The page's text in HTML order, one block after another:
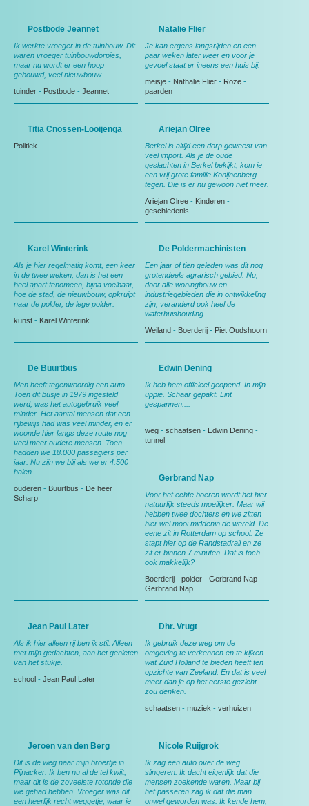
Postbode Jeannet
Ik werkte vroeger in de tuinbouw. Dit
waren vroeger tuinbouwdorpjes,
maar nu wordt er een hoop
gebouwd, veel nieuwbouw.
tuinder - Postbode - Jeannet
Natalie Flier
Je kan ergens langsrijden en een
paar weken later weer en voor je
gevoel staat er ineens een huis bij.
meisje - Nathalie Flier - Roze -
paarden
Titia Cnossen-Looijenga
Politiek
Ariejan Olree
Berkel is altijd een dorp geweest van
veel import. Als je de oude
geslachten in Berkel bekijkt, kom je
een vrij grote familie Konijnenberg
tegen. Die is er nu gewoon niet meer.
Ariejan Olree - Kinderen -
geschiedenis
Karel Winterink
Als je hier regelmatig komt, een keer
in de twee weken, dan is het een
heel apart fenomeen, bijna voelbaar,
hoe de stad, de nieuwbouw, opkruipt
naar de polder, de lege polder.
kunst - Karel Winterink
De Poldermachinisten
Een jaar of tien geleden was dit nog
grotendeels agrarisch gebied. Nu,
door alle woningbouw en
industriegebieden die in ontwikkeling
zijn, veranderd ook heel de
waterhuishouding.
Weiland - Boerderij - Piet Oudshoorn
De Buurtbus
Men heeft tegenwoordig een auto.
Toen dit busje in 1979 ingesteld
werd, was het autogebruik veel
minder. Het aantal mensen dat een
rijbewijs had was veel minder, en er
woonde hier langs deze route nog
veel meer oudere mensen. Toen
hadden we 18.000 passagiers per
jaar. Nu zijn we blij als we er 4.500
halen.
ouderen - Buurtbus - De heer
Scharp
Edwin Dening
Ik heb hem officieel geopend. In mijn
uppie. Schaar gepakt. Lint
gespannen....
weg - schaatsen - Edwin Dening -
tunnel
Gerbrand Nap
Voor het echte boeren wordt het hier
natuurlijk steeds moeilijker. Maar wij
hebben twee dochters en we zitten
hier wel mooi middenin de wereld. De
eene zit in Rotterdam op school. Ze
stapt hier op de Randstadrail en ze
zit er binnen 7 minuten. Dat is toch
ook makkelijk?
Boerderij - polder - Gerbrand Nap -
Gerbrand Nap
Jean Paul Later
Als ik hier alleen rij ben ik stil. Alleen
met mijn gedachten, aan het genieten
van het stukje.
school - Jean Paul Later
Dhr. Vrugt
Ik gebruik deze weg om de
omgeving te verkennen en te kijken
wat Zuid Holland te bieden heeft ten
opzichte van Zeeland. En dat is veel
meer dan je op het eerste gezicht
zou denken.
schaatsen - muziek - verhuizen
Jeroen van den Berg
Dit is de weg naar mijn broertje in
Pijnacker. Ik ben nu al de tel kwijt,
maar dit is de zoveelste rotonde die
we gehad hebben. Vroeger was dit
een heerlijk recht weggetje, waar je
Nicole Ruijgrok
Ik zag een auto over de weg
slingeren. Ik dacht eigenlijk dat die
mensen zoekende waren. Maar bij
het passeren zag ik dat die man
onwel geworden was. Ik kende hem,